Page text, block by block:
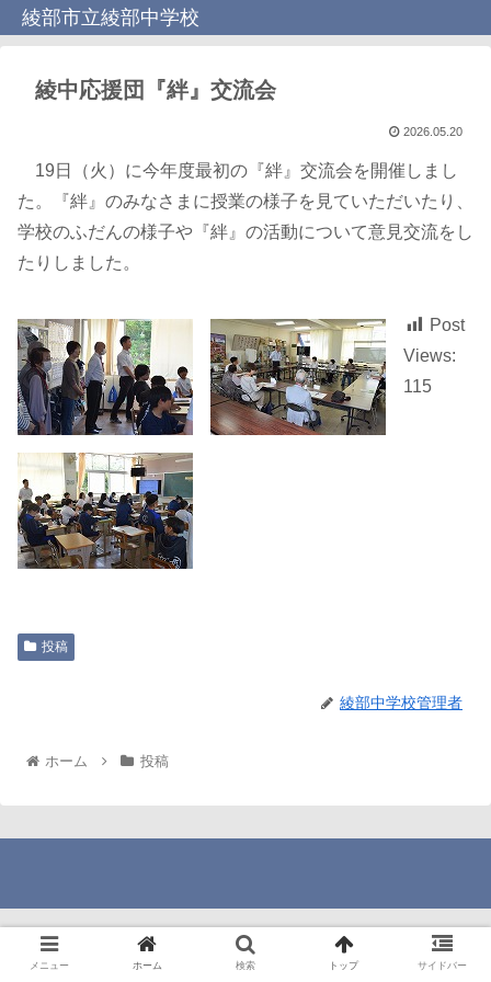
綾部市立綾部中学校
綾中応援団『絆』交流会
2026.05.20
19日（火）に今年度最初の『絆』交流会を開催しまし
た。『絆』のみなさまに授業の様子を見ていただいたり、
学校のふだんの様子や『絆』の活動について意見交流をし
たりしました。
Post
Views:
115
投稿
綾部中学校管理者
ホーム 投稿
メニュー ホーム 検索 トップ サイドバー